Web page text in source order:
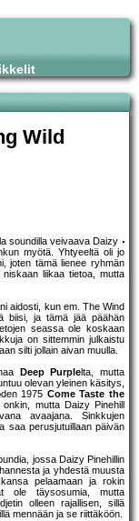
Wild
soundilla veivaava Daizy
myötä. Yhtyeeltä oli jo
joten tämä lienee ryhmän
liikaa tietoa, mutta
aidosti, kun em. The Wind
biisi, ja tämä jää päähän
seassa ole koskaan
on sittemmin julkaistu
silti jollain aivan muulla.
Deep Purplelta, mutta
olevan yleinen käsitys,
1975 Come Taste the
mutta Daizy Pinehill
avaajana. Sinkkujen
saa perusjutuillaan päivän
jossa Daizy Pinehillin
ja yhdestä muusta
pelaamaan ja rokin
ole täysosumia, mutta
olleen rajallisen, sillä
mennään ja se riittäköön.